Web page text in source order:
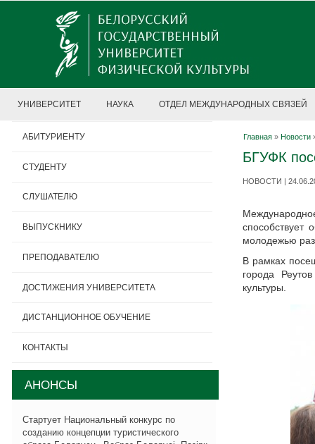
УНИВЕРСИТЕТ НАУКА ОТДЕЛ МЕЖДУНАРОДНЫХ СВЯЗЕЙ
Главная » Новости
БГУФК
НОВОСТИ |
способствует
молодежью
В рамках
города
культуры.
АБИТУРИЕНТУ
СТУДЕНТУ
СЛУШАТЕЛЮ
ВЫПУСКНИКУ
ПРЕПОДАВАТЕЛЮ
ДОСТИЖЕНИЯ УНИВЕРСИТЕТА
ДИСТАНЦИОННОЕ ОБУЧЕНИЕ
КОНТАКТЫ
АНОНСЫ
Стартует Национальный конкурс по
созданию концепции туристического